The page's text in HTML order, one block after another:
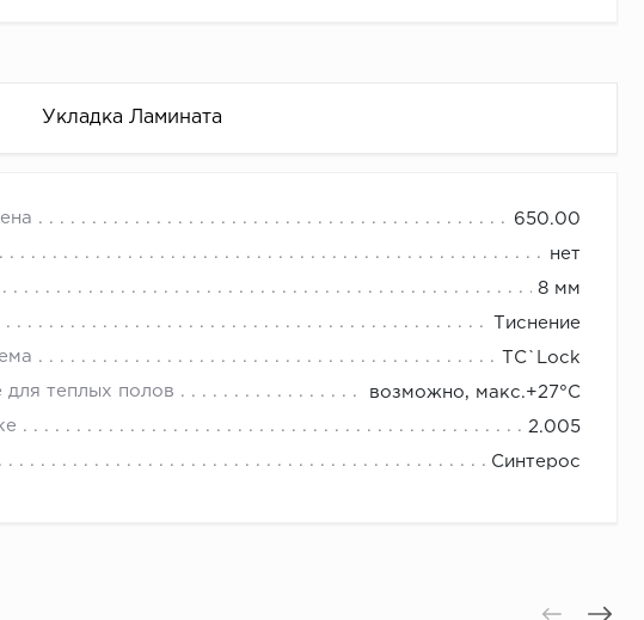
Укладка Ламината
650.00
нет
8 мм
Тиснение
TС`Lock
для теплых полов возможно, макс.+27°С
2.005
Синтерос